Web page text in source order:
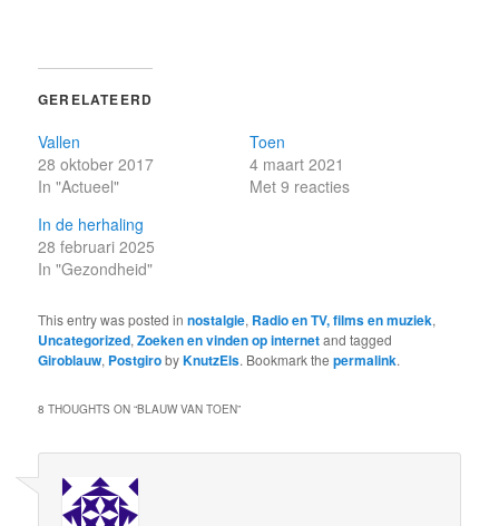
GERELATEERD
Vallen
28 oktober 2017
In "Actueel"
Toen
4 maart 2021
Met 9 reacties
In de herhaling
28 februari 2025
In "Gezondheid"
This entry was posted innostalgie, Radio en TV, films en muziek,
Uncategorized,Zoeken en vinden op internetand tagged
Giroblauw, PostgirobyKnutzEls. Bookmark thepermalink.
8 THOUGHTS ON “BLAUW VAN TOEN”